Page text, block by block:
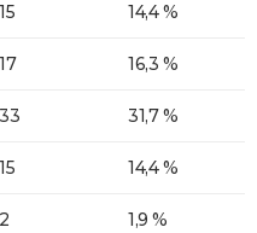
15 14,4 %
17 16,3 %
33 31,7 %
15 14,4 %
2 1,9 %